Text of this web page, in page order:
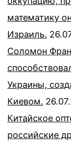
математику
Израиль.
Соломон
Украины,
Киевом.
Китайское
российские